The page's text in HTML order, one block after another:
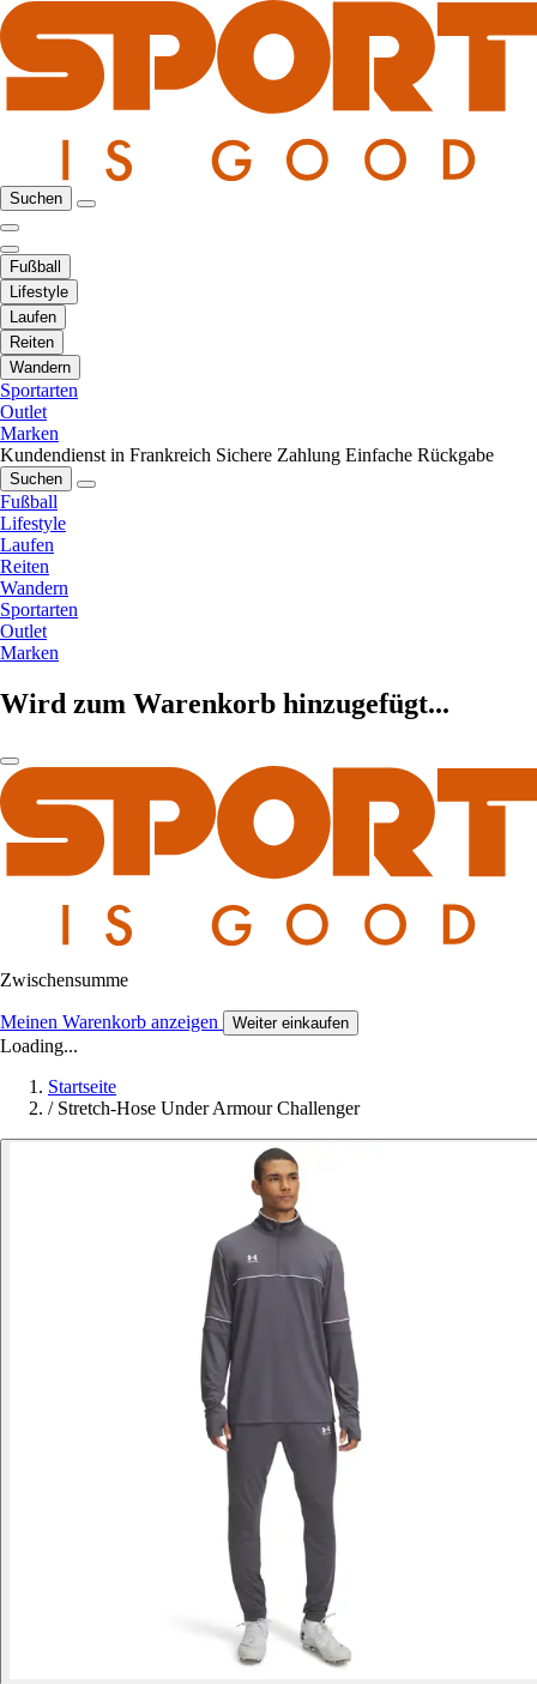
Suchen
Fußball
Lifestyle
Laufen
Reiten
Wandern
Sportarten
Outlet
Marken
Kundendienst in Frankreich Sichere Zahlung Einfache Rückgabe
Suchen
Fußball
Lifestyle
Laufen
Reiten
Wandern
Sportarten
Outlet
Marken
Wird zum Warenkorb hinzugefügt...
Zwischensumme
Meinen Warenkorb anzeigen Weiter einkaufen
Loading...
Startseite
/ Stretch-Hose Under Armour Challenger